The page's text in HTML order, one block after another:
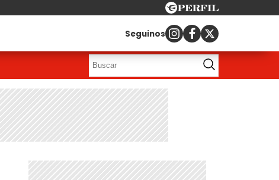
Seguinos